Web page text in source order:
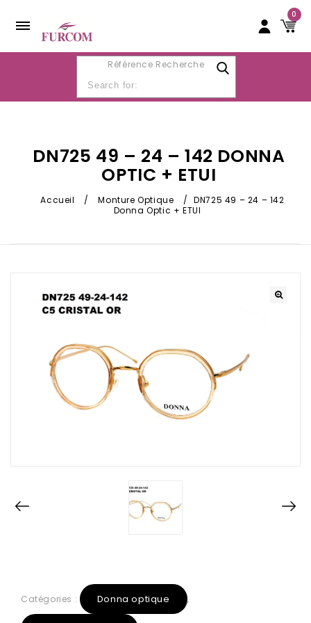
0
Référence Recherche
DN725 49 – 24 – 142 DONNA
OPTIC + ETUI
Accueil / Monture Optique /
DN725 49 – 24 – 142
Donna Optic + ETUI
Catégories : Donna optique ,